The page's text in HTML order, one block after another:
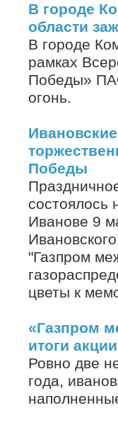
В городе
области
В городе
рамках
Победы»
огонь.
Победы
состоялось
Иванове 9
"Газпром
цветы к
«Газпром
итоги
Ровно две
года,